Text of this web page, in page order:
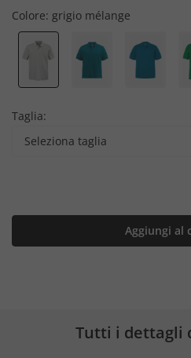
Colore: grigio mélange
Taglia:
Seleziona taglia
Aggiungi al
Tutti i dettagli